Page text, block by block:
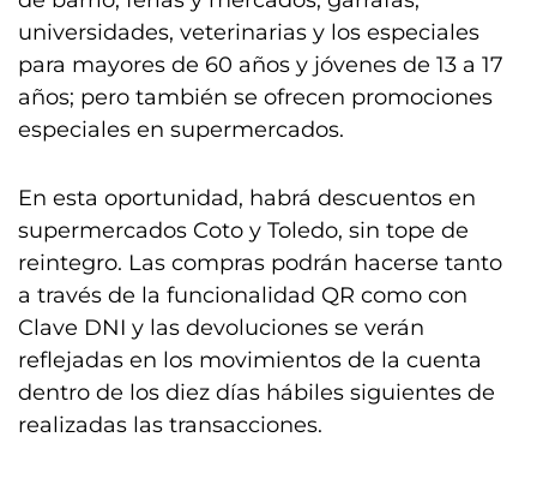
universidades, veterinarias y los especiales
para mayores de 60 años y jóvenes de 13 a 17
años; pero también se ofrecen promociones
especiales en supermercados.
En esta oportunidad, habrá descuentos en
supermercados Coto y Toledo, sin tope de
reintegro. Las compras podrán hacerse tanto
a través de la funcionalidad QR como con
Clave DNI y las devoluciones se verán
reflejadas en los movimientos de la cuenta
dentro de los diez días hábiles siguientes de
realizadas las transacciones.